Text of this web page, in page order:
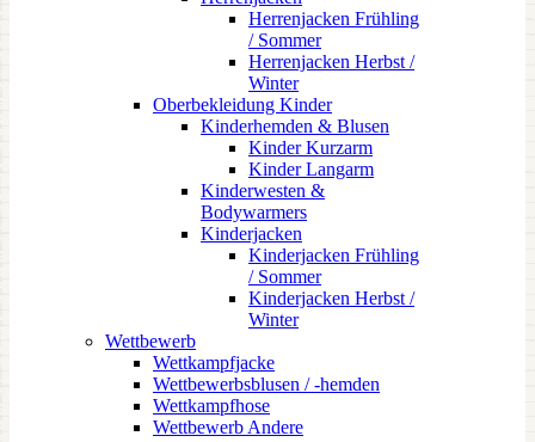
Herrenjacken Frühling
/ Sommer
Herrenjacken Herbst /
Winter
Oberbekleidung Kinder
Kinderhemden & Blusen
Kinder Kurzarm
Kinder Langarm
Kinderwesten &
Bodywarmers
Kinderjacken
Kinderjacken Frühling
/ Sommer
Kinderjacken Herbst /
Winter
Wettbewerb
Wettkampfjacke
Wettbewerbsblusen / -hemden
Wettkampfhose
Wettbewerb Andere